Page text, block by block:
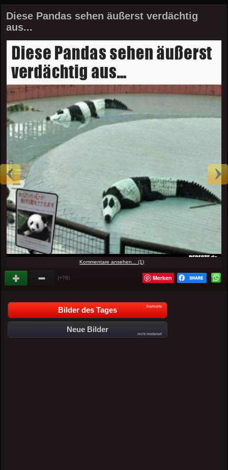
Diese Pandas sehen äußerst verdächtig
aus...
Kommentare ansehen... (1)
(+76) Merken
Bilder des Tages Startseite
Neue Bilder
nicht moderiert